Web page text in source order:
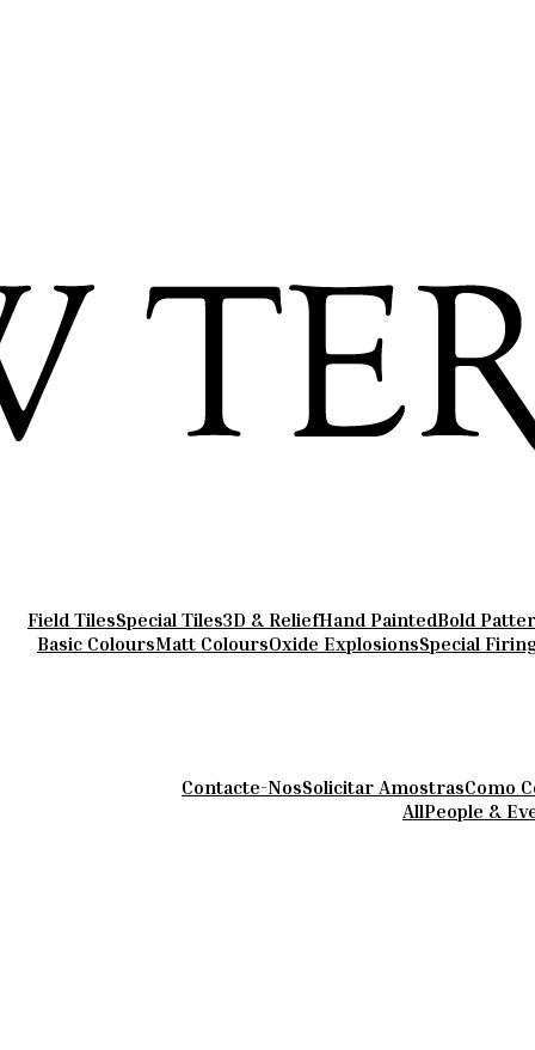
Field TilesSpecial Tiles3D & ReliefHand PaintedBold
Basic ColoursMatt ColoursOxide ExplosionsSpecial Firing
Contacte-NosSolicitar AmostrasComo
AllPeople &